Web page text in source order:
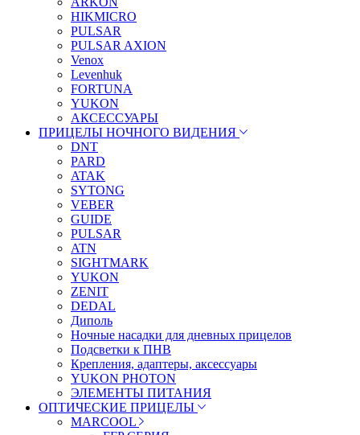
HIKMICRO
PULSAR
PULSAR AXION
Venox
Levenhuk
FORTUNA
YUKON
АКСЕССУАРЫ
ПРИЦЕЛЫ НОЧНОГО ВИДЕНИЯ
DNT
PARD
ATAK
SYTONG
VEBER
GUIDE
PULSAR
ATN
SIGHTMARK
YUKON
ZENIT
DEDAL
Диполь
Ночные насадки для дневных прицелов
Подсветки к ПНВ
Крепления, адаптеры, аксессуары
YUKON PHOTON
ЭЛЕМЕНТЫ ПИТАНИЯ
ОПТИЧЕСКИЕ ПРИЦЕЛЫ
MARCOOL